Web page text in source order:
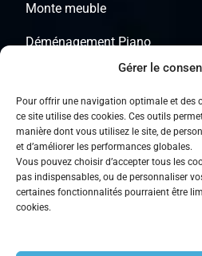
Gérer le
Pour offrir une navigation optimale et des
ce site utilise des cookies. Ces outils
manière dont vous utilisez le site, de
et d’améliorer les performances globales.
Vous pouvez choisir d’accepter tous les
pas indispensables, ou de personnaliser
certaines fonctionnalités pourraient être
cookies.
Monte meuble
Déménagement Piano
Transport de Coffre fort
Cartons de déménagement
Autres Liens